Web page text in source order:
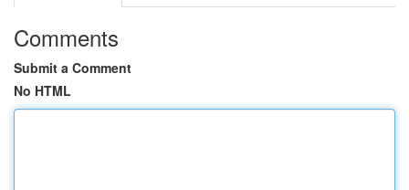
Comments
Submit a Comment
No HTML